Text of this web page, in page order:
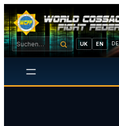
UK EN DE